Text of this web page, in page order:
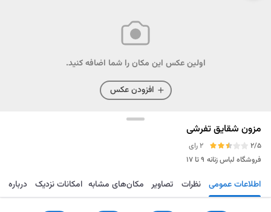
اولین عکس این مکان را شما اضافه کنید.
افزودن عکس
مزون شقایق تفرشی
2/5
2 رای
فروشگاه لباس زنانه ۹ تا ۱۷
مسیریابی ذخیره ارسال تماس اطلاعات عمومی نظرات تصاویر مکان‌های مشابه امکانات نزدیک درباره